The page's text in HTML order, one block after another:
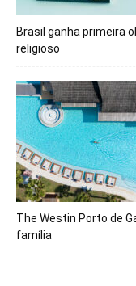
Brasil ganha primeira
religioso
The Westin Porto de
família